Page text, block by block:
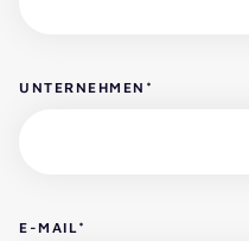
UNTERNEHMEN *
E-MAIL *